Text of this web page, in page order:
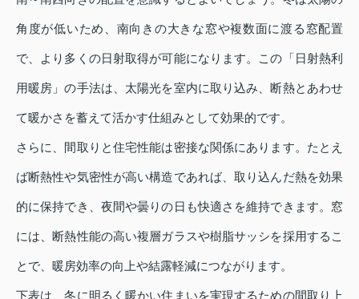
角度が低いため、南向きの大きな窓や複数面に渡る窓配置
で、より多くの日射取得が可能になります。この「日射熱利
用暖房」の手法は、太陽光を室内に取り込み、断熱とあわせ
て暖かさを蓄えて活かす仕組みとして効果的です。
さらに、間取りと住宅性能は密接な関係にあります。たとえ
ば断熱性や気密性が高い構造であれば、取り込んだ熱を効果
的に保持でき、夜間や曇りの日も快適さを維持できます。窓
には、断熱性能の高い複層ガラスや樹脂サッシを採用するこ
とで、暖房効率の向上や結露軽減につながります。
下表は、冬に明るく暖かい住まいを実現するための間取り上